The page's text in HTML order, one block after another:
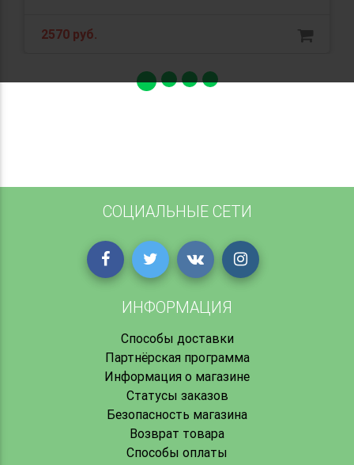
СОЦИАЛЬНЫЕ СЕТИ
ИНФОРМАЦИЯ
Способы доставки
Партнёрская программа
Информация о магазине
Статусы заказов
Безопасность магазина
Возврат товара
Способы оплаты